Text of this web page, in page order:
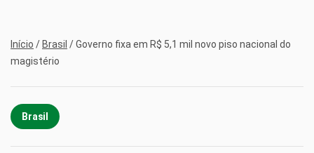
Início / Brasil /Governo fixa em R$ 5,1 mil novo piso nacional do
magistério
Brasil